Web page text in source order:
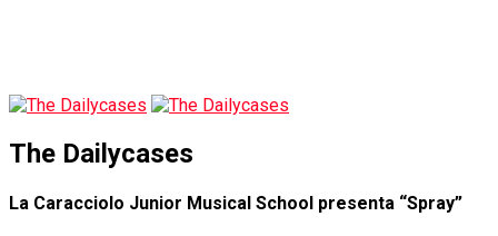
The Dailycases
La Caracciolo Junior Musical School presenta “Spray”